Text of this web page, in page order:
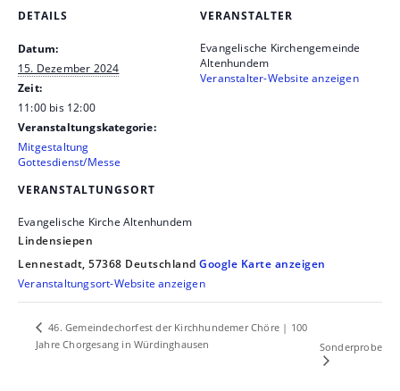
DETAILS
Datum:
15. Dezember 2024
Zeit:
11:00 bis 12:00
Veranstaltungskategorie:
Mitgestaltung
Gottesdienst/Messe
VERANSTALTUNGSORT
Evangelische Kirche Altenhundem
Lindensiepen
Lennestadt, 57368 Deutschland Google Karte anzeigen
Veranstaltungsort-Website anzeigen
VERANSTALTER
Evangelische Kirchengemeinde
Altenhundem
Veranstalter-Website anzeigen
46. Gemeindechorfest der Kirchhundemer Chöre | 100
Jahre Chorgesang in Würdinghausen
Sonderprobe